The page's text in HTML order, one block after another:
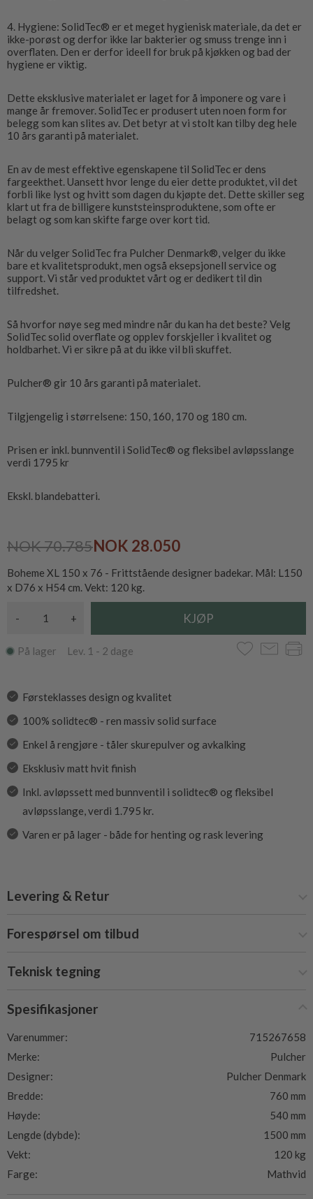
4. Hygiene: SolidTec® er et meget hygienisk materiale, da det er
ikke-porøst og derfor ikke lar bakterier og smuss trenge inn i
overflaten. Den er derfor ideell for bruk på kjøkken og bad der
hygiene er viktig.
Dette eksklusive materialet er laget for å imponere og vare i
mange år fremover. SolidTec er produsert uten noen form for
belegg som kan slites av. Det betyr at vi stolt kan tilby deg hele
10 års garanti på materialet.
En av de mest effektive egenskapene til SolidTec er dens
fargeekthet. Uansett hvor lenge du eier dette produktet, vil det
forbli like lyst og hvitt som dagen du kjøpte det. Dette skiller seg
klart ut fra de billigere kunststeinsproduktene, som ofte er
belagt og som kan skifte farge over kort tid.
Når du velger SolidTec fra Pulcher Denmark®, velger du ikke
bare et kvalitetsprodukt, men også eksepsjonell service og
support. Vi står ved produktet vårt og er dedikert til din
tilfredshet.
Så hvorfor nøye seg med mindre når du kan ha det beste? Velg
SolidTec solid overflate og opplev forskjeller i kvalitet og
holdbarhet. Vi er sikre på at du ikke vil bli skuffet.
Pulcher® gir 10 års garanti på materialet.
Tilgjengelig i størrelsene: 150, 160, 170 og 180 cm.
Prisen er inkl. bunnventil i SolidTec® og fleksibel avløpsslange
verdi 1795 kr
Ekskl. blandebatteri.
NOK 70.785NOK 28.050
Boheme XL 150 x 76 - Frittstående designer badekar. Mål: L150
x D76 x H54 cm. Vekt: 120 kg.
- +
På lager Lev. 1 - 2 dage
Førsteklasses design og kvalitet
100% solidtec® - ren massiv solid surface
Enkel å rengjøre - tåler skurepulver og avkalking
Eksklusiv matt hvit finish
Inkl. avløpssett med bunnventil i solidtec® og fleksibel
avløpsslange, verdi 1.795 kr.
Varen er på lager - både for henting og rask levering
Levering & Retur
Forespørsel om tilbud
Teknisk tegning
Spesifikasjoner
Varenummer:
715267658
Merke:
Pulcher
Designer:
Pulcher Denmark
Bredde:
760 mm
Høyde:
540 mm
Lengde (dybde):
1500 mm
Vekt:
120 kg
Farge:
Mathvid